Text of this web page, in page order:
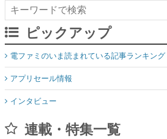
ピックアップ
電ファミのいま読まれている記事ランキング
アプリセール情報
インタビュー
連載・特集一覧